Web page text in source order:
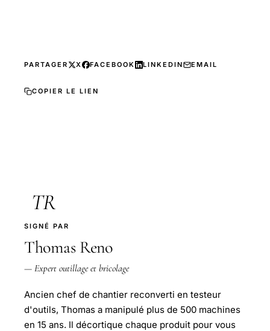
PARTAGER X FACEBOOK LINKEDIN EMAIL
COPIER LE LIEN
TR
SIGNÉ PAR
Thomas Reno
— Expert outillage et bricolage
Ancien chef de chantier reconverti en testeur
d'outils, Thomas a manipulé plus de 500 machines
en 15 ans. Il décortique chaque produit pour vous